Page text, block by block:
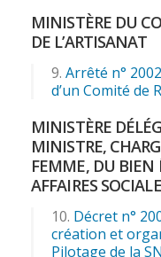
MINISTÈRE DU
DE L’ARTISANAT
Arrêté n°
d’un Comité de
MINISTÈRE
MINISTRE,
FEMME, DU BIEN
AFFAIRES
Décret n°
création et
Pilotage de la